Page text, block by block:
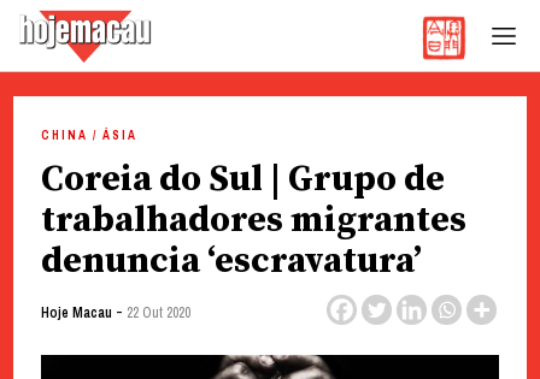
content
CHINA / ÁSIA
Coreia do Sul | Grupo de
trabalhadores migrantes
denuncia ‘escravatura’
Hoje Macau - 22 Out 2020